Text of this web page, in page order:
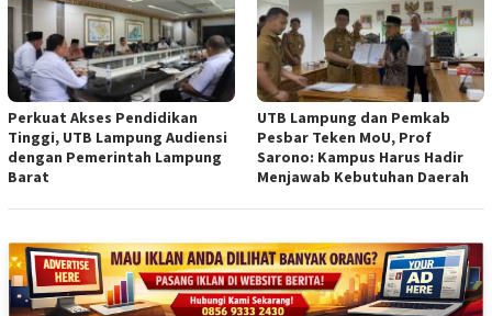
Perkuat Akses Pendidikan
Tinggi, UTB Lampung Audiensi
dengan Pemerintah Lampung
Barat
UTB Lampung dan Pemkab
Pesbar Teken MoU, Prof
Sarono: Kampus Harus Hadir
Menjawab Kebutuhan Daerah